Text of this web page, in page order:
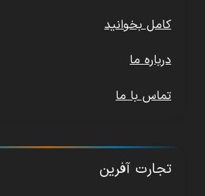
کامل بخوانید
درباره ما
تماس با ما
تجارت آفرین